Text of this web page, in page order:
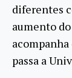
diferentes
aumento
acompanha
passa a